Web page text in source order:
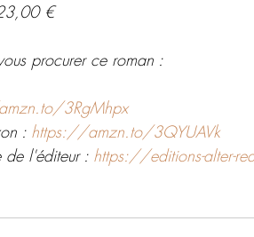
€
procurer ce roman :
3RgMhpx
: https://amzn.to/3QYUAVk
de l'éditeur : https://editions-alter-